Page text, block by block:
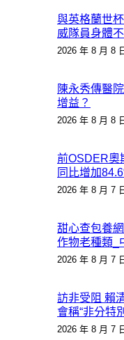
與英格蘭世
威隊員身體
2026 年 8 月 8
陳永秀傳醫
增益？
2026 年 8 月 8
前OSDER奧
同比增加
2026 年 8 月 7
甜心查包養
作物老種類_
2026 年 8 月 7
訪非受阻 賴
會稱“非分特
2026 年 8 月 7